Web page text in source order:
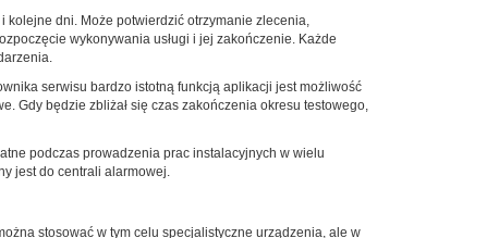
kolejne dni. Może potwierdzić otrzymanie zlecenia,
wykonywania usługi i jej zakończenie. Każde
serwisu bardzo istotną funkcją aplikacji jest możliwość
Gdy będzie zbliżał się czas zakończenia okresu testowego,
podczas prowadzenia prac instalacyjnych w wielu
jest do centrali alarmowej.
stosować w tym celu specjalistyczne urządzenia, ale w